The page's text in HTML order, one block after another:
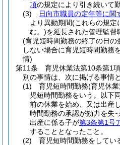
項の規定により引き続いて
(3)
日向市職員の定年等に関
より異動期間(これらの規定
む。)を延長された管理監督
(育児短時間勤務の終了の日
しない場合に育児短時間勤務
情)
第11条
育児休業法第10条第1
別の事情は、次に掲げる事情と
(1)
育児短時間勤務(育児休
児短時間勤務をいう。以下
前の休業を始め、又は出産
時間勤務の承認が効力を失
出産に係る子が第3条第1号
することとなったこと。
(2)
育児短時間勤務をしてい